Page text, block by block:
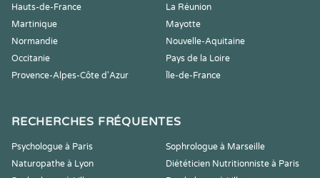
Hauts-de-France
La Réunion
Martinique
Mayotte
Normandie
Nouvelle-Aquitaine
Occitanie
Pays de la Loire
Provence-Alpes-Côte d'Azur
Île-de-France
RECHERCHES FRÉQUENTES
Psychologue à Paris
Sophrologue à Marseille
Naturopathe à Lyon
Diététicien Nutritionniste à Paris